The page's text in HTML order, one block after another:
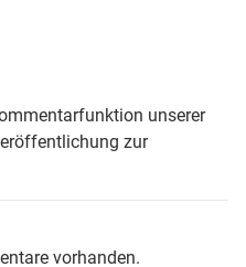
unserer
zur
vorhanden.